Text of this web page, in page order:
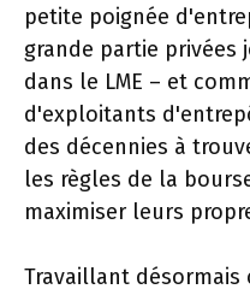
petite poignée
grande partie
dans le LME – et
d'exploitants
des décennies à
les règles de la
maximiser leurs
Travaillant désormais